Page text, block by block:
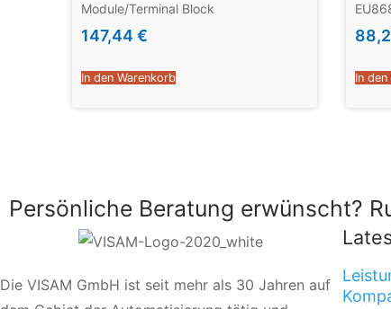
Module/Terminal Block
147,44 €
In den Warenkorb In
Persönliche Beratung erwünscht?
Die VISAM GmbH ist seit mehr als 30 Jahren auf